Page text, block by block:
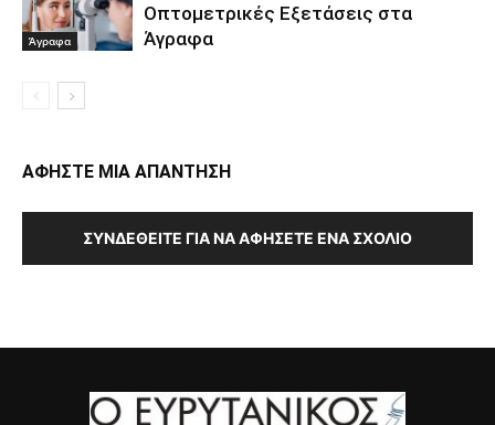
Άγραφα
Οπτομετρικές Εξετάσεις στα
Άγραφα
ΑΦΗΣΤΕ ΜΙΑ ΑΠΑΝΤΗΣΗ
ΣΥΝΔΕΘΕΊΤΕ ΓΙΑ ΝΑ ΑΦΉΣΕΤΕ ΈΝΑ ΣΧΌΛΙΟ